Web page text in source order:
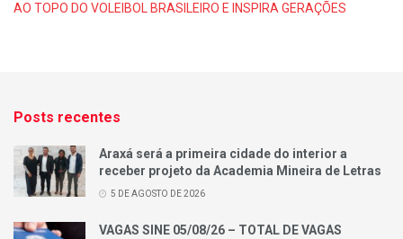
AO TOPO DO VOLEIBOL BRASILEIRO E INSPIRA GERAÇÕES
Posts recentes
Araxá será a primeira cidade do interior a
receber projeto da Academia Mineira de Letras
5 DE AGOSTO DE 2026
VAGAS SINE 05/08/26 – TOTAL DE VAGAS